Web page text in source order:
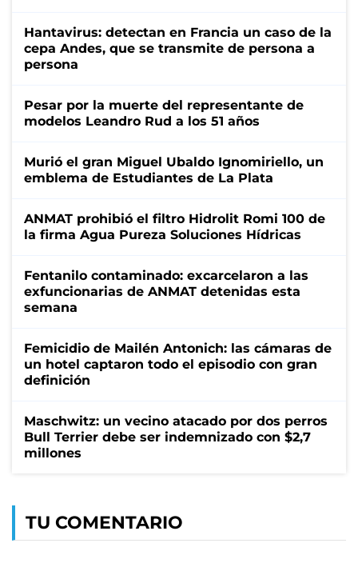
Hantavirus: detectan en Francia un caso de la
cepa Andes, que se transmite de persona a
persona
Pesar por la muerte del representante de
modelos Leandro Rud a los 51 años
Murió el gran Miguel Ubaldo Ignomiriello, un
emblema de Estudiantes de La Plata
ANMAT prohibió el filtro Hidrolit Romi 100 de
la firma Agua Pureza Soluciones Hídricas
Fentanilo contaminado: excarcelaron a las
exfuncionarias de ANMAT detenidas esta
semana
Femicidio de Mailén Antonich: las cámaras de
un hotel captaron todo el episodio con gran
definición
Maschwitz: un vecino atacado por dos perros
Bull Terrier debe ser indemnizado con $2,7
millones
TU COMENTARIO